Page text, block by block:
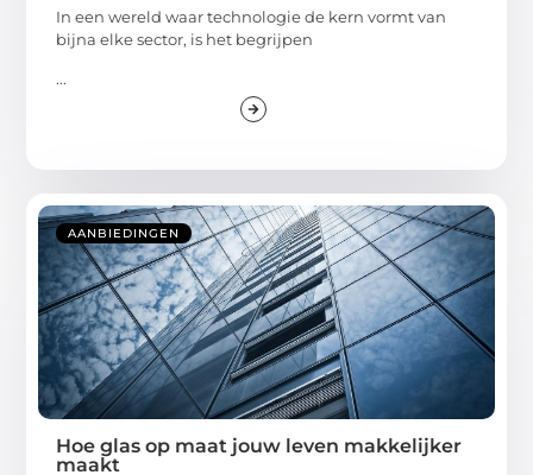
In een wereld waar technologie de kern vormt van
bijna elke sector, is het begrijpen
...
AANBIEDINGEN
Hoe glas op maat jouw leven makkelijker
maakt